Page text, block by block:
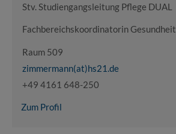
Stv. Studiengangsleitung Pflege DUAL
Fachbereichskoordinatorin Gesundheit
Raum 509
zimmermann(at)hs21.de
+49 4161 648-250
Zum Profil